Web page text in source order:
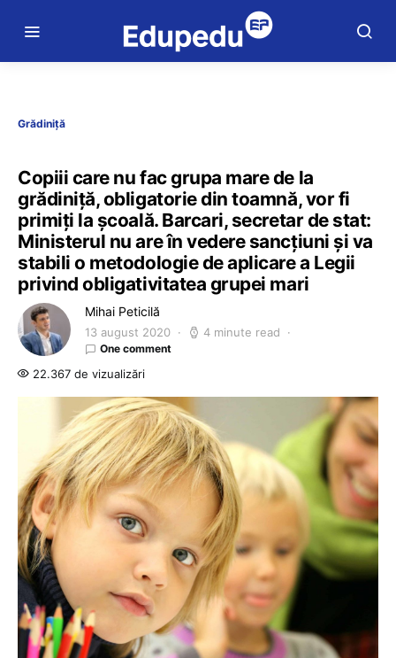
Grădiniță
Copiii care nu fac grupa mare de la
grădiniță, obligatorie din toamnă, vor fi
primiți la școală. Barcari, secretar de stat:
Ministerul nu are în vedere sancțiuni și va
stabili o metodologie de aplicare a Legii
privind obligativitatea grupei mari
Mihai Peticilă
13 august 2020 4 minute read
One comment
22.367 de vizualizări